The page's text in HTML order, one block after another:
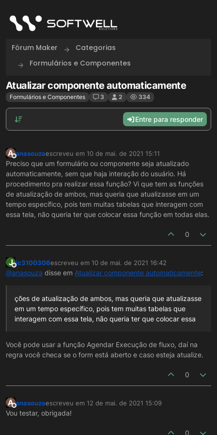
Fórum Maker
Categorias
Formulários e Componentes
Atualizar componente automaticamente
Formulários e Componentes 3 2 334
Entre para responder
A
Offline
anasouzaescreveu em 10 de mai. de 2021 15:11
última edição por
Preciso que um formulário ou componente seja atualizado
automaticamente, sem que haja interação do usuário. Há
procedimento pra realizar essa função? Vi que tem as funções
de atualização de ambos, mas queria que atualizasse em um
tempo específico, pois tem muitas tabelas que interagem com
essa tela, não queria ter que colocar essa função em todas elas.
0
J
Offline
jc3100306escreveu em 10 de mai. de 2021 16:42
última edição por
@anasouza disse em Atualizar componente automaticamente:
ções de atualização de ambos, mas queria que atualizasse
em um tempo específico, pois tem muitas tabelas que
interagem com essa tela, não queria ter que colocar essa
Você pode usar a função Agendar Execução de fluxo, daí na
regra você checa se o form está aberto e caso esteja atualize.
0
A
Offline
anasouzaescreveu em 12 de mai. de 2021 15:09
última edição por
Vou testar, obrigada!
0